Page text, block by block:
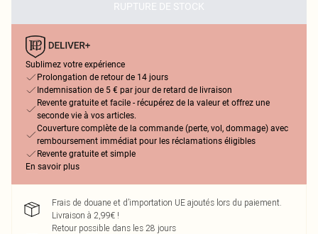
RUPTURE DE STOCK
Sublimez votre expérience
Prolongation de retour de 14 jours
Indemnisation de 5 € par jour de retard de livraison
Revente gratuite et facile - récupérez de la valeur et offrez une
seconde vie à vos articles.
Couverture complète de la commande (perte, vol, dommage) avec
remboursement immédiat pour les réclamations éligibles
Revente gratuite et simple
En savoir plus
Frais de douane et d’importation UE ajoutés lors du paiement.
Livraison à 2,99€ !
Retour possible dans les 28 jours